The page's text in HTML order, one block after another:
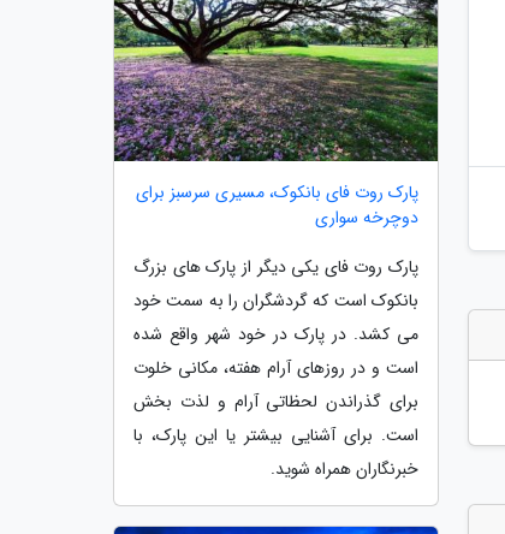
پارک روت فای بانکوک، مسیری سرسبز برای
دوچرخه سواری
پارک روت فای یکی دیگر از پارک های بزرگ
بانکوک است که گردشگران را به سمت خود
می کشد. در پارک در خود شهر واقع شده
است و در روزهای آرام هفته، مکانی خلوت
برای گذراندن لحظاتی آرام و لذت بخش
است. برای آشنایی بیشتر یا این پارک، با
خبرنگاران همراه شوید.